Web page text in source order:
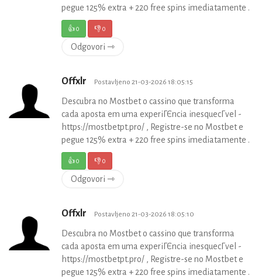
pegue 125% extra + 220 free spins imediatamente .
👍0 👎0
Odgovori ⇾
Offxlr Postavljeno 21-03-2026 18:05:15
Descubra no Mostbet o cassino que transforma
cada aposta em uma experiГЄncia inesquecГ­vel -
https://mostbetpt.pro/ , Registre-se no Mostbet e
pegue 125% extra + 220 free spins imediatamente .
👍0 👎0
Odgovori ⇾
Offxlr Postavljeno 21-03-2026 18:05:10
Descubra no Mostbet o cassino que transforma
cada aposta em uma experiГЄncia inesquecГ­vel -
https://mostbetpt.pro/ , Registre-se no Mostbet e
pegue 125% extra + 220 free spins imediatamente .